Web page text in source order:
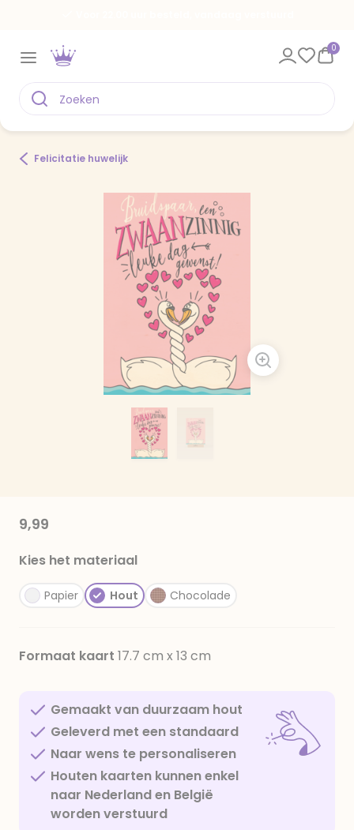
0
Felicitatie huwelijk
9,99
Kies het materiaal
Papier Hout Chocolade
Formaat kaart 17.7 cm x 13 cm
Gemaakt van duurzaam hout
Geleverd met een standaard
Naar wens te personaliseren
Houten kaarten kunnen enkel
naar Nederland en België
worden verstuurd